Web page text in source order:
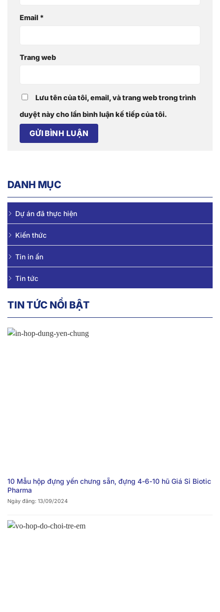
Email *
Trang web
Lưu tên của tôi, email, và trang web trong trình
duyệt này cho lần bình luận kế tiếp của tôi.
DANH MỤC
Dự án đã thực hiện
Kiến thức
Tin in ấn
Tin tức
TIN TỨC NỔI BẬT
10 Mẫu hộp đựng yến chưng sẵn, đựng 4-6-10 hũ Giá Sỉ Biotic
Pharma
Ngày đăng: 13/09/2024